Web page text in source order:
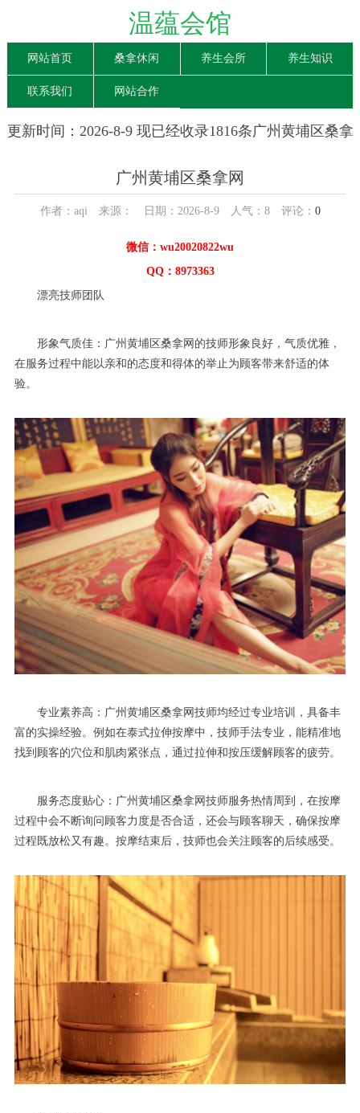
温蕴会馆
网站首页 桑拿休闲 养生会所 养生知识
联系我们 网站合作
更新时间：2026-8-9 现已经收录1816条广州黄埔区桑拿
广州黄埔区桑拿网
作者：aqi 来源： 日期：2026-8-9 人气： 8评论： 0
微信：wu20020822wu
QQ：8973363
漂亮技师团队
形象气质佳：广州黄埔区桑拿网的技师形象良好，气质优雅，
在服务过程中能以亲和的态度和得体的举止为顾客带来舒适的体
验。
专业素养高：广州黄埔区桑拿网技师均经过专业培训，具备丰
富的实操经验。例如在泰式拉伸按摩中，技师手法专业，能精准地
找到顾客的穴位和肌肉紧张点，通过拉伸和按压缓解顾客的疲劳。
服务态度贴心：广州黄埔区桑拿网技师服务热情周到，在按摩
过程中会不断询问顾客力度是否合适，还会与顾客聊天，确保按摩
过程既放松又有趣。按摩结束后，技师也会关注顾客的后续感受。